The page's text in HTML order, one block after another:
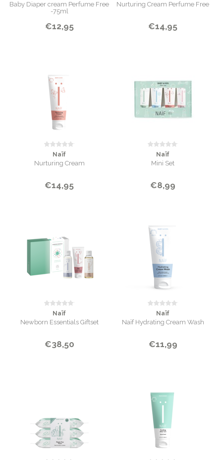
Baby Diaper cream Perfume Free
-75ml
€12,95
Nurturing Cream Perfume Free
€14,95
Naïf
Nurturing Cream
€14,95
Naïf
Mini Set
€8,99
Naïf
Newborn Essentials Giftset
€38,50
Naïf
Naïf Hydrating Cream Wash
€11,99